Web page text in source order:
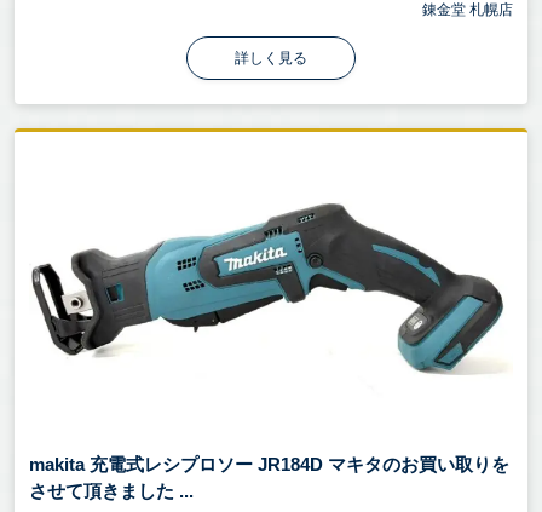
錬金堂 札幌店
詳しく見る
makita 充電式レシプロソー JR184D マキタのお買い取りを
させて頂きました ...